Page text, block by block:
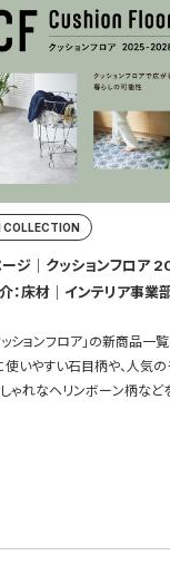
COLLECTION
ジ｜クッションフロ
：床材｜インテリア事業
ションフロア」の新商品一覧
いやすい石目柄や、人気の
ゃれなヘリンボーン柄など